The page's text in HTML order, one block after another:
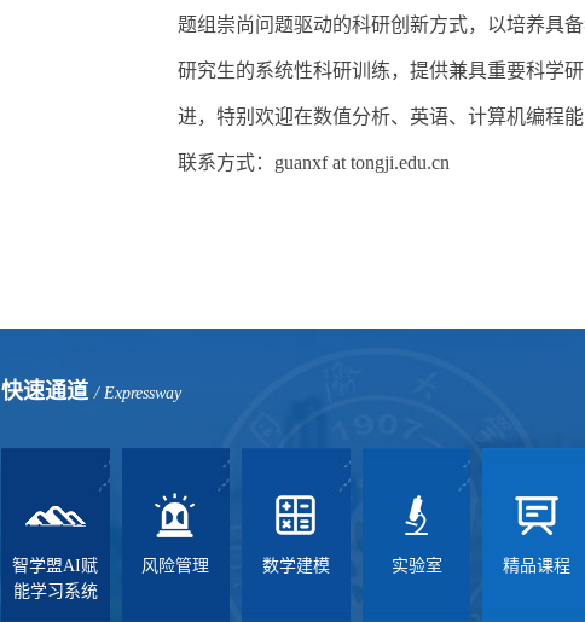
题组崇尚问题驱动的科研创新方式，以培养具
研究生的系统性科研训练，提供兼具重要科学
进，特别欢迎在数值分析、英语、计算机编程
联系方式：guanxf at tongji.edu.cn
快速通道/ Expressway
智学盟AI赋
能学习系统
风险管理 数学建模 实验室 精品课程